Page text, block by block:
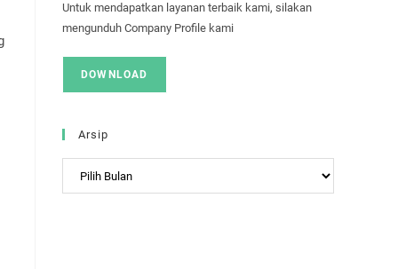
Untuk mendapatkan layanan terbaik kami, silakan
mengunduh Company Profile kami
DOWNLOAD
Arsip